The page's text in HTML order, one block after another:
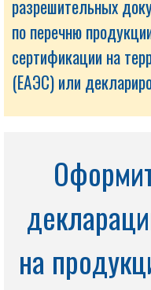
разрешительных
по перечню
сертификации на
(ЕАЭС) или
на